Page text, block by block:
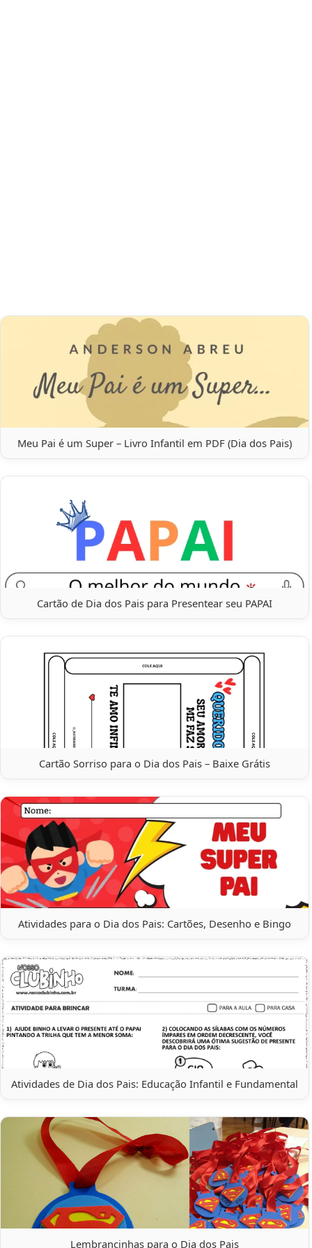
Meu Pai é um Super – Livro Infantil em PDF (Dia dos Pais)
Cartão de Dia dos Pais para Presentear seu PAPAI
Cartão Sorriso para o Dia dos Pais – Baixe Grátis
Atividades para o Dia dos Pais: Cartões, Desenho e Bingo
Atividades de Dia dos Pais: Educação Infantil e Fundamental
Lembrancinhas para o Dia dos Pais